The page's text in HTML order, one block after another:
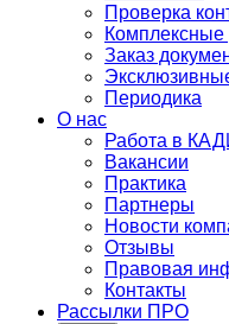
Проверка
Заказ
Периодика
О нас
Работа в
Вакансии
Практика
Партнеры
Новости
Отзывы
Правовая
Контакты
Рассылки ПРО